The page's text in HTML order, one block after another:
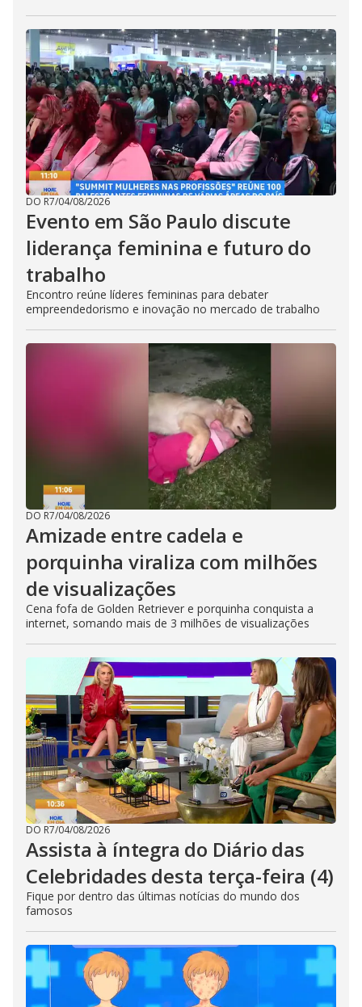
DO R7/04/08/2026
Evento em São Paulo discute
liderança feminina e futuro do
trabalho
Encontro reúne líderes femininas para debater
empreendedorismo e inovação no mercado de trabalho
DO R7/04/08/2026
Amizade entre cadela e
porquinha viraliza com milhões
de visualizações
Cena fofa de Golden Retriever e porquinha conquista a
internet, somando mais de 3 milhões de visualizações
DO R7/04/08/2026
Assista à íntegra do Diário das
Celebridades desta terça-feira (4)
Fique por dentro das últimas notícias do mundo dos
famosos